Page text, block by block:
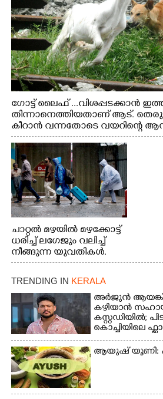
ഗോട്ട് ലൈഫ് ...വിശപ്പടക്കാൻ
തിന്നാനെത്തിയതാണ് ആട്. തെരുവ്
കീറാൻ വന്നതോടെ വയറിന്റെ
വേണ്ടിയായി ഓട്ടം. എറണാകുളം
നിന്നുള്ള കാഴ്ച
ചാറ്റൽ മഴയിൽ മഴക്കോട്ട്
ധരിച്ച് ലഗേജും വലിച്ച്
നീങ്ങുന്ന യുവതികൾ.
എറണാകുളം മേനകയിൽ
നിന്നുള്ള കാഴ്ച
TRENDING IN KERALA
അർജുൻ
കഴിയാൻ
കസ്റ്റഡിയിൽ;
കൊച്ചിയിലെ
ആയുഷ് യൂണി: